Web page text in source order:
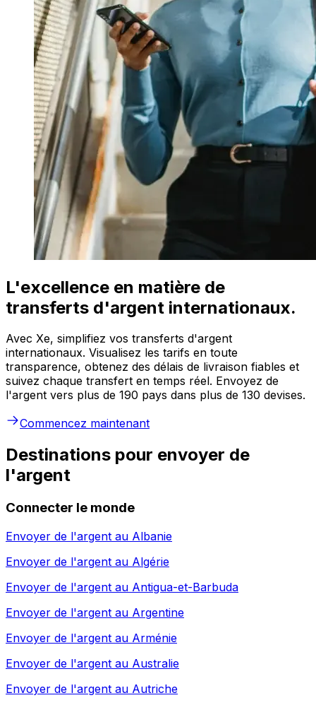
L'excellence en matière de
transferts d'argent internationaux.
Avec Xe, simplifiez vos transferts d'argent
internationaux. Visualisez les tarifs en toute
transparence, obtenez des délais de livraison fiables et
suivez chaque transfert en temps réel. Envoyez de
l'argent vers plus de 190 pays dans plus de 130 devises.
Commencez maintenant
Destinations pour envoyer de
l'argent
Connecter le monde
Envoyer de l'argent au Albanie
Envoyer de l'argent au Algérie
Envoyer de l'argent au Antigua-et-Barbuda
Envoyer de l'argent au Argentine
Envoyer de l'argent au Arménie
Envoyer de l'argent au Australie
Envoyer de l'argent au Autriche